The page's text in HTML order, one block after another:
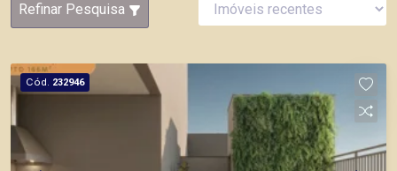
Refinar Pesquisa
Cód. 232946